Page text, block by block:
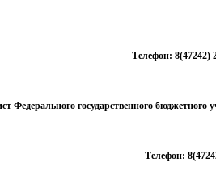
Телефон: 8(47242)
Федерального государственного
Телефон: